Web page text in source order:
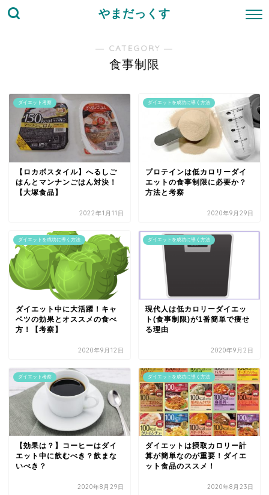
やまだっくす
― CATEGORY ―
食事制限
ダイエット考察
【ロカボスタイル】へるしご
はんとマンナンごはん対決！
【大塚食品】
2022年1月11日
ダイエットを成功に導く方法
プロテインは低カロリーダイ
エットの食事制限に必要か？
方法と考察
2020年9月29日
ダイエットを成功に導く方法
ダイエット中に大活躍！キャ
ベツの効果とオススメの食べ
方！【考察】
2020年9月12日
ダイエットを成功に導く方法
現代人は低カロリーダイエッ
ト(食事制限)が1番簡単で痩せ
る理由
2020年9月2日
ダイエット考察
【効果は？】コーヒーはダイ
エット中に飲むべき？飲まな
いべき？
2020年8月29日
ダイエットを成功に導く方法
ダイエットは摂取カロリー計
算が簡単なのが重要！ダイエ
ット食品のススメ！
2020年8月23日